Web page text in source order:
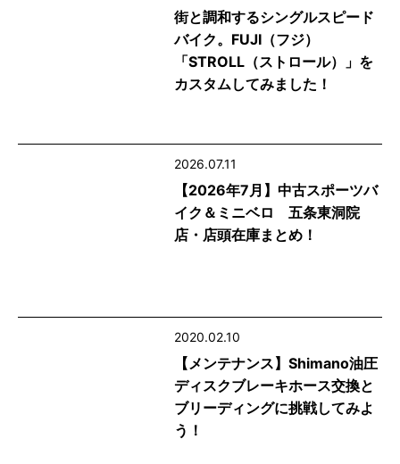
街と調和するシングルスピード
バイク。FUJI（フジ）
「STROLL（ストロール）」を
カスタムしてみました！
2026.07.11
【2026年7月】中古スポーツバ
イク＆ミニベロ 五条東洞院
店・店頭在庫まとめ！
2020.02.10
【メンテナンス】Shimano油圧
ディスクブレーキホース交換と
ブリーディングに挑戦してみよ
う！